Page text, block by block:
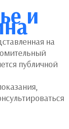
и
на
публичной